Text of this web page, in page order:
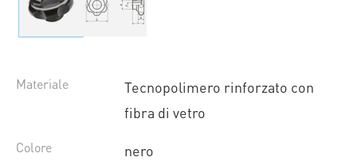
Materiale
Tecnopolimero rinforzato con
fibra di vetro
Colore nero